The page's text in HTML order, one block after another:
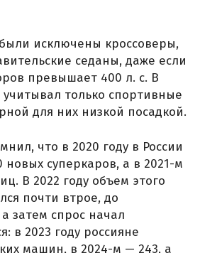
исключены кроссоверы,
седаны, даже если
превышает 400 л. с. В
только спортивные
для них низкой посадкой.
что в 2020 году в России
суперкаров, а в 2021-м
В 2022 году объем этого
почти втрое, до
затем спрос начал
в 2023 году россияне
машин, в 2024-м — 243, а